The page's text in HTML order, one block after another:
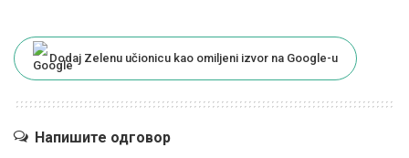
Dodaj Zelenu učionicu kao omiljeni izvor na Google-u
Напишите одговор